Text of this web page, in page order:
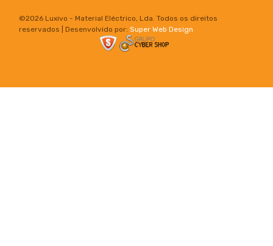
©2026 Luxivo - Material Eléctrico, Lda. Todos os direitos
reservados | Desenvolvido por: Super Web Design